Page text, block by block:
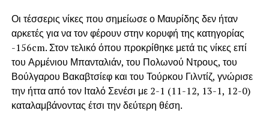
Οι τέσσερις νίκες που σημείωσε ο Μαυρίδης δεν ήταν
αρκετές για να τον φέρουν στην κορυφή της κατηγορίας
-156cm. Στον τελικό όπου προκρίθηκε μετά τις νίκες επί
του Αρμένιου Μπανταλιάν, του Πολωνού Ντρους, του
Βούλγαρου Βακαβτσίεφ και του Τούρκου Γιλντίζ, γνώρισε
την ήττα από τον Ιταλό Σενέσι με 2-1 (11-12, 13-1, 12-0)
καταλαμβάνοντας έτσι την δεύτερη θέση.